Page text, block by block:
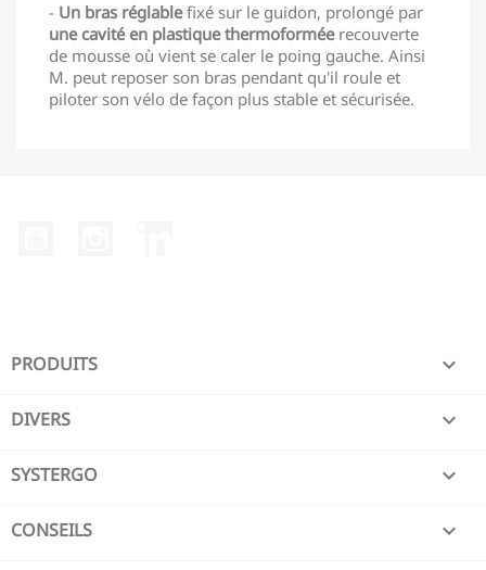
- Un bras réglablefixé sur le guidon, prolongé par
une cavité en plastique thermoforméerecouverte
de mousse où vient se caler le poing gauche. Ainsi
M. peut reposer son bras pendant qu'il roule et
piloter son vélo de façon plus stable et sécurisée.
PRODUITS 
DIVERS 
SYSTERGO 
CONSEILS 